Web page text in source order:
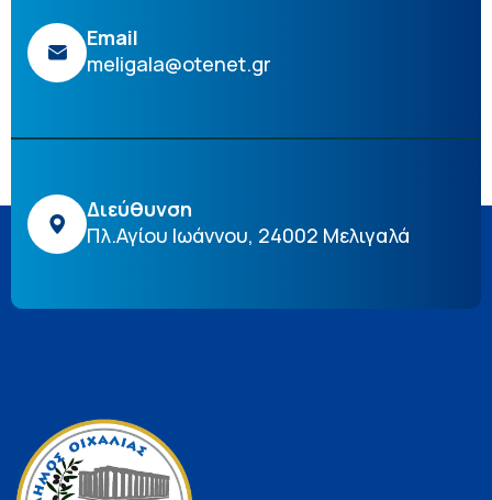
Email
meligala@otenet.gr
Διεύθυνση
Πλ.Αγίου Ιωάννου, 24002 Μελιγαλά